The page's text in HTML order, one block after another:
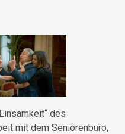
des
mit dem Seniorenbüro,